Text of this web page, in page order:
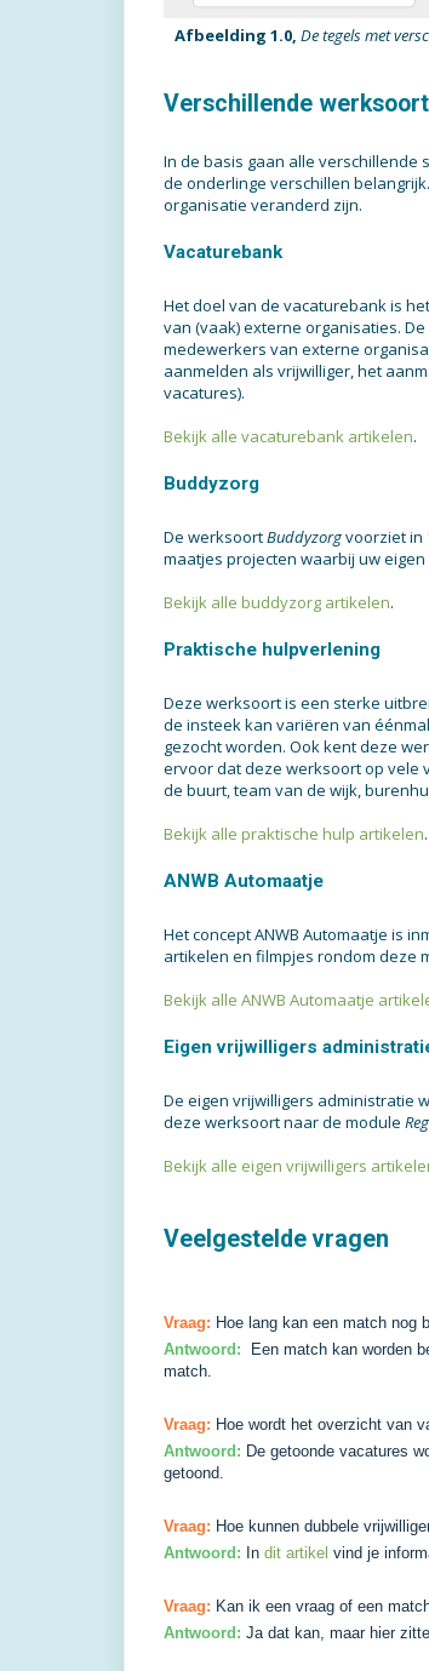
Afbeelding 1.0, De tegels met
Verschillende
In de basis gaan alle verschillende
de onderlinge verschillen
organisatie veranderd zijn.
Vacaturebank
Het doel van de vacaturebank is
van (vaak) externe organisaties.
medewerkers van externe
aanmelden als vrijwilliger, het
vacatures).
Bekijk alle vacaturebank artikelen.
Buddyzorg
De werksoortBuddyzorgvoorziet in
maatjes projecten waarbij uw
Bekijk alle buddyzorg artikelen.
Praktische hulpverlening
Deze werksoort is een sterke
de insteek kan variëren van
gezocht worden. Ook kent deze
ervoor dat deze werksoort op vele
de buurt, team van de wijk,
Bekijk alle praktische hulp artikelen.
ANWB Automaatje
Het concept ANWB Automaatje is
artikelen en filmpjes rondom deze
Bekijk alle ANWB Automaatje
Eigen vrijwilligers
De eigen vrijwilligers administratie
deze werksoort naar de module
Bekijk alle eigen vrijwilligers
Veelgestelde vragen
Vraag: Hoe lang kan een match nog
Antwoord:
Een match kan worden
match.
Vraag: Hoe wordt het overzicht van
Antwoord: De getoonde vacatures
getoond.
Vraag: Hoe kunnen dubbele
Antwoord: In dit artikel vind je
Vraag: Kan ik een vraag of een
Antwoord: Ja dat kan, maar hier